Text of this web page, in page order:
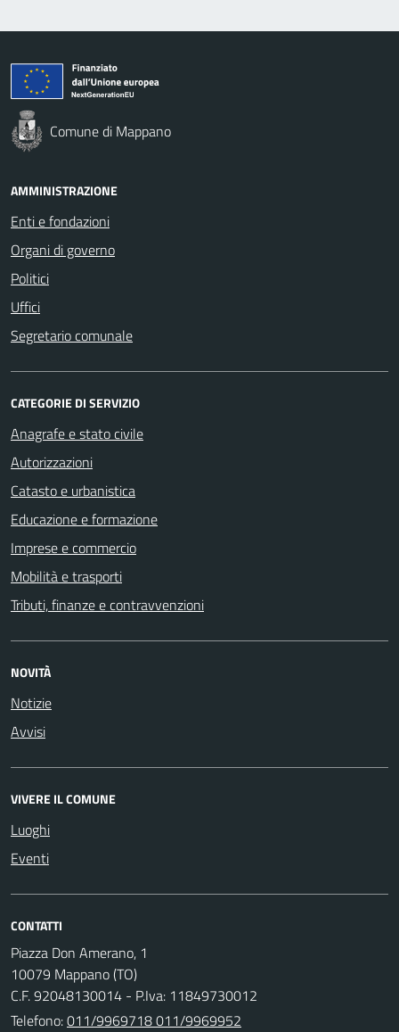
Comune di Mappano
AMMINISTRAZIONE
Enti e fondazioni
Organi di governo
Politici
Uffici
Segretario comunale
CATEGORIE DI SERVIZIO
Anagrafe e stato civile
Autorizzazioni
Catasto e urbanistica
Educazione e formazione
Imprese e commercio
Mobilità e trasporti
Tributi, finanze e contravvenzioni
NOVITÀ
Notizie
Avvisi
VIVERE IL COMUNE
Luoghi
Eventi
CONTATTI
Piazza Don Amerano, 1
10079 Mappano (TO)
C.F. 92048130014 - P.Iva: 11849730012
Telefono:011/9969718 011/9969952